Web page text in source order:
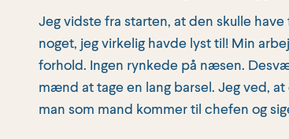
Jeg vidste fra starten, at den skulle
noget, jeg virkelig havde lyst til! Min
forhold. Ingen rynkede på næsen.
mænd at tage en lang barsel. Jeg ved,
man som mand kommer til chefen og